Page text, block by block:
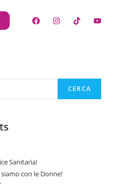
CERCA
Sanitaria!
con le Donne!